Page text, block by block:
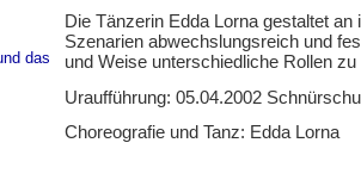
das
Die Tänzerin Edda Lorna gestaltet
Szenarien abwechslungsreich und
und Weise unterschiedliche Rollen zu
Uraufführung: 05.04.2002
Choreografie und Tanz: Edda Lorna